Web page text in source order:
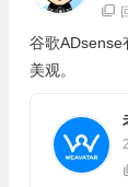
谷歌ADsense
美观。